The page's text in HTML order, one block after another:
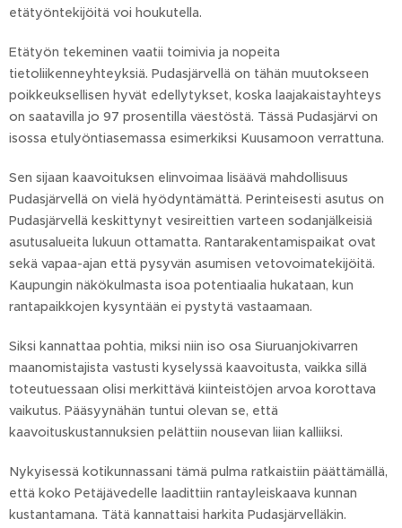
etätyöntekijöitä voi houkutella.
Etätyön tekeminen vaatii toimivia ja nopeita
tietoliikenneyhteyksiä. Pudasjärvellä on tähän muutokseen
poikkeuksellisen hyvät edellytykset, koska laajakaistayhteys
on saatavilla jo 97 prosentilla väestöstä. Tässä Pudasjärvi on
isossa etulyöntiasemassa esimerkiksi Kuusamoon verrattuna.
Sen sijaan kaavoituksen elinvoimaa lisäävä mahdollisuus
Pudasjärvellä on vielä hyödyntämättä. Perinteisesti asutus on
Pudasjärvellä keskittynyt vesireittien varteen sodanjälkeisiä
asutusalueita lukuun ottamatta. Rantarakentamispaikat ovat
sekä vapaa-ajan että pysyvän asumisen vetovoimatekijöitä.
Kaupungin näkökulmasta isoa potentiaalia hukataan, kun
rantapaikkojen kysyntään ei pystytä vastaamaan.
Siksi kannattaa pohtia, miksi niin iso osa Siuruanjokivarren
maanomistajista vastusti kyselyssä kaavoitusta, vaikka sillä
toteutuessaan olisi merkittävä kiinteistöjen arvoa korottava
vaikutus. Pääsyynähän tuntui olevan se, että
kaavoituskustannuksien pelättiin nousevan liian kalliiksi.
Nykyisessä kotikunnassani tämä pulma ratkaistiin päättämällä,
että koko Petäjävedelle laadittiin rantayleiskaava kunnan
kustantamana. Tätä kannattaisi harkita Pudasjärvelläkin.